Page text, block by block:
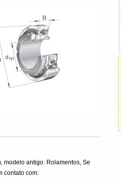
modelo antigo: Rolamentos, Se
contato com: